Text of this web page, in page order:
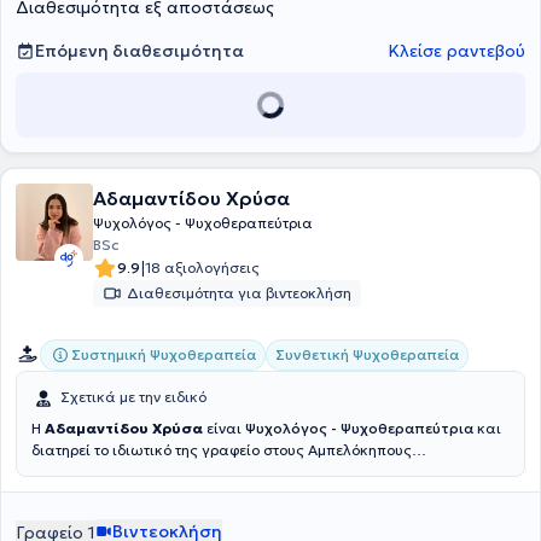
Διαθεσιμότητα εξ αποστάσεως
Επόμενη διαθεσιμότητα
Κλείσε ραντεβού
Αδαμαντίδου Χρύσα
Ψυχολόγος - Ψυχοθεραπεύτρια
BSc
9.9|18 αξιολογήσεις
Διαθεσιμότητα για βιντεοκλήση
Συστημική Ψυχοθεραπεία Συνθετική Ψυχοθεραπεία
Σχετικά με την ειδικό
Η Αδαμαντίδου Χρύσα είναι Ψυχολόγος - Ψυχοθεραπεύτρια και
διατηρεί το ιδιωτικό της γραφείο στους Αμπελόκηπους
Συστημική Ψυχοθεραπεία. Είναι απόφοιτη του προγράμματος
Παιδιού και Εφήβου από το Πανεπιστήμιο Αττικής. Παράλληλα, έχει
Γραφείο 1 Βιντεοκλήση